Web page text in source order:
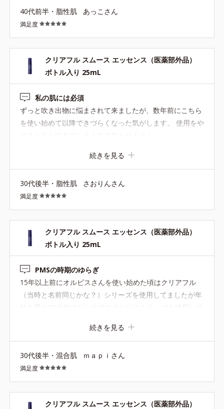
40代前半・脂性肌 あっこさん
満足度
クリアフル スムース エッセンス（医薬部外品）
ボトル入り 25mL
私の肌には必須
ずっと吹き出物に悩まされて来ましたが、数年前にこちら
を使い始めて以降できづらくなった気がします。 使用をや
続きを見る
30代後半・脂性肌 さおりんさん
満足度
クリアフル スムース エッセンス（医薬部外品）
ボトル入り 25mL
PMSの時期のゆらぎ
15年以上前にオルビスさんを使い始めた頃はクリアフル
（当時と名前同じかな？）シリーズを使用してましたが年
るまでニキビがいくつもできることが続き憂鬱でした。久
しぶりにクリアフルシリーズと、こちらのスムースエッセ
ンスをシリーズ使いし始めると予防されてます！！ここ数
年でたまにみる絶好調の肌。それが2ヶ月キープされてま
す。朝、鏡を見るたびに嬉しいです。
続きを見る
30代後半・混合肌 ｍａｐｉさん
満足度
クリアフル スムース エッセンス（医薬部外品）